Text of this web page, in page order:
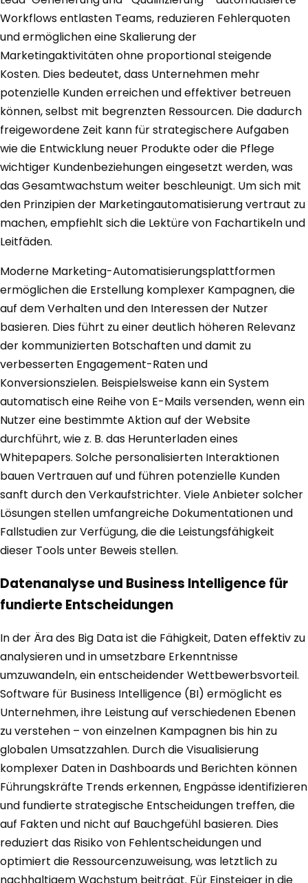
Workflows entlasten Teams, reduzieren Fehlerquoten
und ermöglichen eine Skalierung der
Marketingaktivitäten ohne proportional steigende
Kosten. Dies bedeutet, dass Unternehmen mehr
potenzielle Kunden erreichen und effektiver betreuen
können, selbst mit begrenzten Ressourcen. Die dadurch
freigewordene Zeit kann für strategischere Aufgaben
wie die Entwicklung neuer Produkte oder die Pflege
wichtiger Kundenbeziehungen eingesetzt werden, was
das Gesamtwachstum weiter beschleunigt. Um sich mit
den Prinzipien der Marketingautomatisierung vertraut zu
machen, empfiehlt sich die Lektüre von Fachartikeln und
Leitfäden.
Moderne Marketing-Automatisierungsplattformen
ermöglichen die Erstellung komplexer Kampagnen, die
auf dem Verhalten und den Interessen der Nutzer
basieren. Dies führt zu einer deutlich höheren Relevanz
der kommunizierten Botschaften und damit zu
verbesserten Engagement-Raten und
Konversionszielen. Beispielsweise kann ein System
automatisch eine Reihe von E-Mails versenden, wenn ein
Nutzer eine bestimmte Aktion auf der Website
durchführt, wie z. B. das Herunterladen eines
Whitepapers. Solche personalisierten Interaktionen
bauen Vertrauen auf und führen potenzielle Kunden
sanft durch den Verkaufstrichter. Viele Anbieter solcher
Lösungen stellen umfangreiche Dokumentationen und
Fallstudien zur Verfügung, die die Leistungsfähigkeit
dieser Tools unter Beweis stellen.
Datenanalyse und Business Intelligence für
fundierte Entscheidungen
In der Ära des Big Data ist die Fähigkeit, Daten effektiv zu
analysieren und in umsetzbare Erkenntnisse
umzuwandeln, ein entscheidender Wettbewerbsvorteil.
Software für Business Intelligence (BI) ermöglicht es
Unternehmen, ihre Leistung auf verschiedenen Ebenen
zu verstehen – von einzelnen Kampagnen bis hin zu
globalen Umsatzzahlen. Durch die Visualisierung
komplexer Daten in Dashboards und Berichten können
Führungskräfte Trends erkennen, Engpässe identifizieren
und fundierte strategische Entscheidungen treffen, die
auf Fakten und nicht auf Bauchgefühl basieren. Dies
reduziert das Risiko von Fehlentscheidungen und
optimiert die Ressourcenzuweisung, was letztlich zu
nachhaltigem Wachstum beiträgt. Für Einsteiger in die